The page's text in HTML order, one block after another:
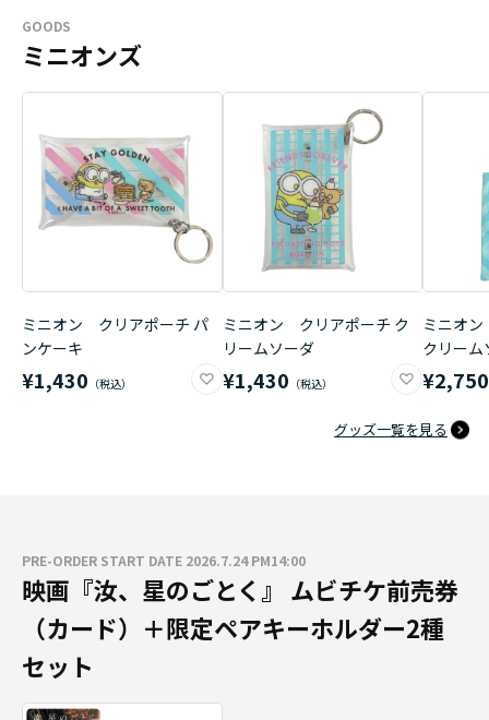
GOODS
ミニオンズ
ミニオン クリアポーチ パ
ンケーキ
¥1,430
ミニオン クリアポーチ ク
リームソーダ
¥1,430
ミニオ
クリーム
¥2,750
グッズ一覧を見る
PRE-ORDER START DATE 2026.7.24 PM14:00
映画『汝、星のごとく』 ムビチケ前売券
（カード）＋限定ペアキーホルダー2種
セット